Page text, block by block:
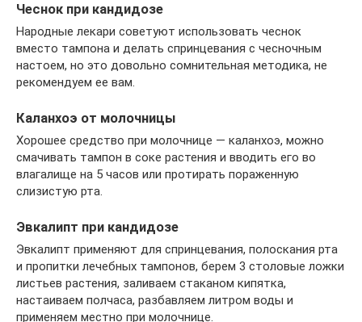
Чеснок при кандидозе
Народные лекари советуют использовать чеснок
вместо тампона и делать спринцевания с чесночным
настоем, но это довольно сомнительная методика, не
рекомендуем ее вам.
Каланхоэ от молочницы
Хорошее средство при молочнице — каланхоэ, можно
смачивать тампон в соке растения и вводить его во
влагалище на 5 часов или протирать пораженную
слизистую рта.
Эвкалипт при кандидозе
Эвкалипт применяют для спринцевания, полоскания рта
и пропитки лечебных тампонов, берем 3 столовые ложки
листьев растения, заливаем стаканом кипятка,
настаиваем полчаса, разбавляем литром воды и
применяем местно при молочнице.